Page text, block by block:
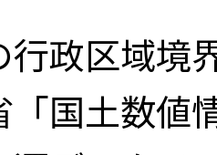
行政区域境
「国土数値